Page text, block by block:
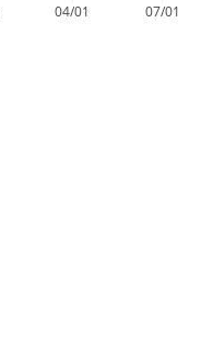
04/01 07/01